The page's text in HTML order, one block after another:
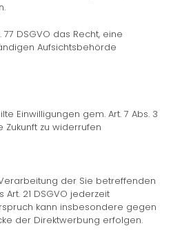
DSGVO das Recht, eine
Aufsichtsbehörde
Einwilligungen gem. Art. 7 Abs. 3
Zukunft zu widerrufen
der Sie betreffenden
21 DSGVO jederzeit
kann insbesondere gegen
der Direktwerbung erfolgen.